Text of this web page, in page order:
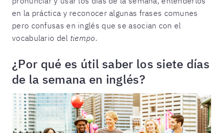
en la práctica y reconocer algunas frases comunes
pero confusas en inglés que se asocian con el
vocabulario del tiempo.
¿Por qué es útil saber los siete días
de la semana en inglés?